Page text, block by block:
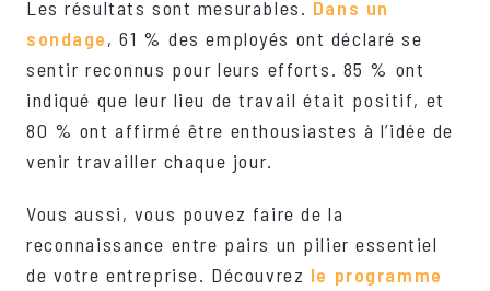
Les résultats sont mesurables. Dans un
sondage, 61 % des employés ont déclaré se
sentir reconnus pour leurs efforts. 85 % ont
indiqué que leur lieu de travail était positif, et
80 % ont affirmé être enthousiastes à l’idée de
venir travailler chaque jour.
Vous aussi, vous pouvez faire de la
reconnaissance entre pairs un pilier essentiel
de votre entreprise. Découvrez le programme